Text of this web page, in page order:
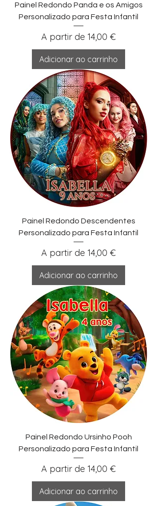
Painel Redondo Panda e os Amigos
Personalizado para Festa Infantil
A partir de 14,00 €
Preço promocional
Adicionar ao carrinho
Painel Redondo Descendentes
Personalizado para Festa Infantil
A partir de 14,00 €
Preço promocional
Adicionar ao carrinho
Painel Redondo Ursinho Pooh
Personalizado para Festa Infantil
A partir de 14,00 €
Preço promocional
Adicionar ao carrinho